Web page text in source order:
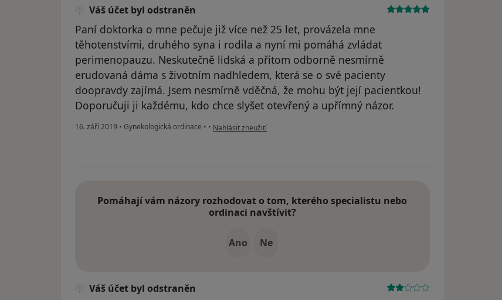
Váš účet byl odstraněn
Paní doktorka o mne pečuje již více než 25 let, provázela mne
těhotenstvími, druhého syna i rodila a nyní mi pomáhá zvládat
perimenopauzu. Neskutečně lidská a přitom odborně nesmírně
erudovaná dáma s životním nadhledem, která se o své pacienty
doopravdy zajímá. Jsem nesmírně vděčná, že mohu být její pacientkou!
Doporučuji ji každému, kdo chce slyšet otevřený a upřímný názor.
16. září 2019 • Gynekologická ordinace • • podle názoru uživatele Váš účet byl odstraněn
Nahlásit zneužití
Pomáhají vám názory rozhodovat o tom, kterého specialistu nebo
ordinaci navštívit?
Ano Ne
Váš účet byl odstraněn